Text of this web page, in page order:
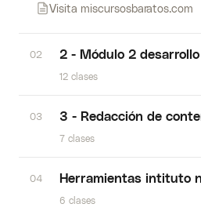
Visita miscursosbaratos.com
02 2 - Módulo 2
12 clases
03 3 - Redacción de
7 clases
04 Herramientas intituto
6 clases